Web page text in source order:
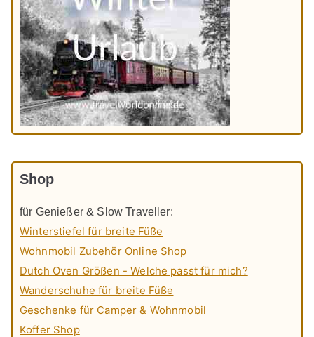
Shop
für Genießer & Slow Traveller:
Winterstiefel für breite Füße
Wohnmobil Zubehör Online Shop
Dutch Oven Größen - Welche passt für mich?
Wanderschuhe für breite Füße
Geschenke für Camper & Wohnmobil
Koffer Shop